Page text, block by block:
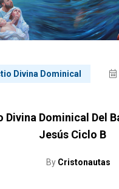
Divina Dominical
Divina Dominical Del
Jesús Ciclo B
By Cristonautas